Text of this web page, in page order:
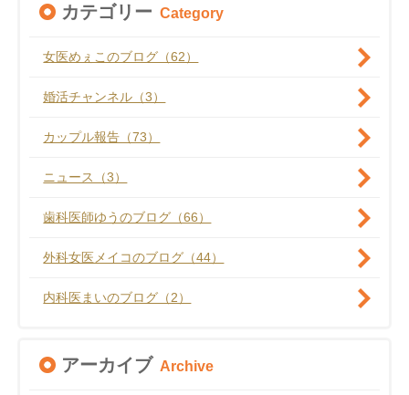
カテゴリー Category
女医めぇこのブログ（62）
婚活チャンネル（3）
カップル報告（73）
ニュース（3）
歯科医師ゆうのブログ（66）
外科女医メイコのブログ（44）
内科医まいのブログ（2）
アーカイブ Archive